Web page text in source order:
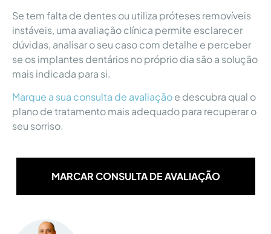
Se tem falta de dentes ou utiliza próteses removíveis
instáveis, uma avaliação clínica permite esclarecer
dúvidas, analisar o seu caso com detalhe e perceber
se os implantes dentários no próprio dia são a solução
mais indicada para si.
Marque a sua consulta de avaliaçãoe descubra qual o
plano de tratamento mais adequado para recuperar o
seu sorriso.
MARCAR CONSULTA DE AVALIAÇÃO